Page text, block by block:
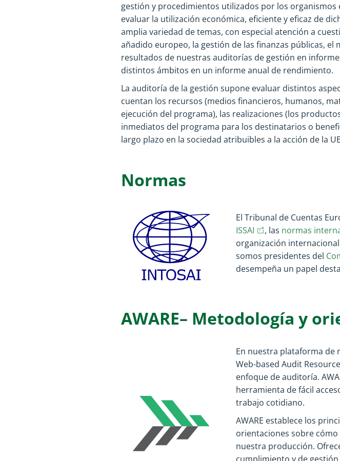
gestión y procedimientos utilizados por los
evaluar la utilización económica, eficiente y eficaz de
amplia variedad de temas, con especial atención a
añadido europeo, la gestión de las finanzas públicas,
resultados de nuestras auditorías de gestión en
distintos ámbitos en un informe anual de rendimiento.
La auditoría de la gestión supone evaluar distintos
cuentan los recursos (medios financieros, humanos,
ejecución del programa), las realizaciones (los
inmediatos del programa para los destinatarios o
largo plazo en la sociedad atribuibles a la acción de la
Normas
El Tribunal de Cuentas
ISSAI (opens in new
(opens in new
, las normas
organización
somos presidentes del
desempeña un papel
AWARE– Metodología y
En nuestra plataforma de
Web-based Audit
enfoque de auditoría.
herramienta de fácil
trabajo cotidiano.
AWARE establece los
orientaciones sobre
nuestra producción.